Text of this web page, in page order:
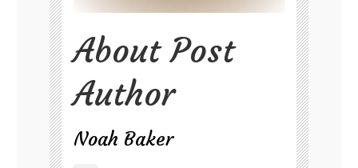
About Post
Author
Noah Baker